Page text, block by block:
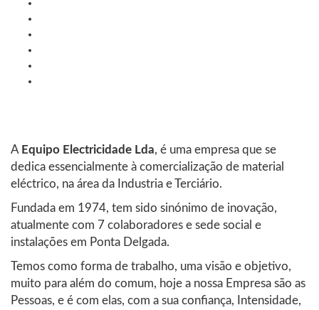
A Equipo Electricidade Lda, é uma empresa que se
dedica essencialmente à comercialização de material
eléctrico, na área da Industria e Terciário.
Fundada em 1974, tem sido sinónimo de inovação,
atualmente com 7 colaboradores e sede social e
instalações em Ponta Delgada.
Temos como forma de trabalho, uma visão e objetivo,
muito para além do comum, hoje a nossa Empresa são as
Pessoas, e é com elas, com a sua confiança, Intensidade,